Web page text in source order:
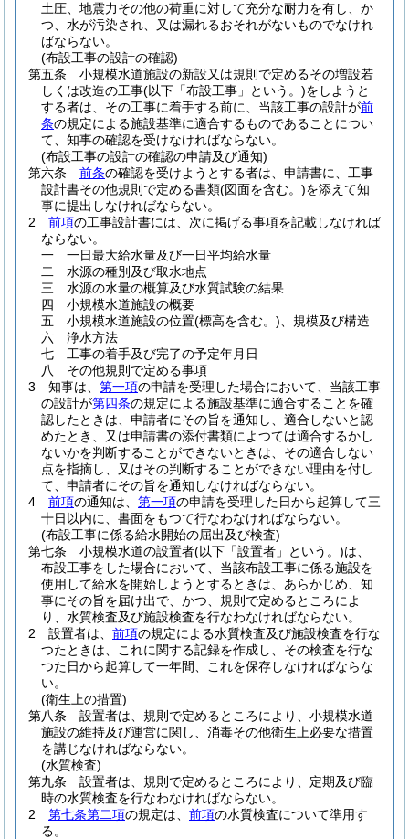
土圧、地震力その他の荷重に対して充分な耐力を有し、か
つ、水が汚染され、又は漏れるおそれがないものでなけれ
ばならない。
(布設工事の設計の確認)
第五条
小規模水道施設の新設又は規則で定めるその増設若
しくは改造の工事(以下「布設工事」という。)をしようと
する者は、その工事に着手する前に、当該工事の設計が前
条の規定による施設基準に適合するものであることについ
て、知事の確認を受けなければならない。
(布設工事の設計の確認の申請及び通知)
第六条
前条の確認を受けようとする者は、申請書に、工事
設計書その他規則で定める書類(図面を含む。)を添えて知
事に提出しなければならない。
2
前項の工事設計書には、次に掲げる事項を記載しなければ
ならない。
一
一日最大給水量及び一日平均給水量
二
水源の種別及び取水地点
三
水源の水量の概算及び水質試験の結果
四
小規模水道施設の概要
五
小規模水道施設の位置(標高を含む。) 、規模及び構造
六
浄水方法
七
工事の着手及び完了の予定年月日
八
その他規則で定める事項
3
知事は、 第一項の申請を受理した場合において、当該工事
の設計が第四条の規定による施設基準に適合することを確
認したときは、申請者にその旨を通知し、適合しないと認
めたとき、又は申請書の添付書類によつては適合するかし
ないかを判断することができないときは、その適合しない
点を指摘し、又はその判断することができない理由を付し
て、申請者にその旨を通知しなければならない。
4
前項の通知は、 第一項の申請を受理した日から起算して三
十日以内に、書面をもつて行なわなければならない。
(布設工事に係る給水開始の屈出及び検査)
第七条
小規模水道の設置者(以下「設置者」という。)は、
布設工事をした場合において、当該布設工事に係る施設を
使用して給水を開始しようとするときは、あらかじめ、知
事にその旨を届け出で、かつ、規則で定めるところによ
り、水質検査及び施設検査を行なわなければならない。
2
設置者は、 前項の規定による水質検査及び施設検査を行な
つたときは、これに関する記録を作成し、その検査を行な
つた日から起算して一年間、これを保存しなければならな
い。
(衛生上の措置)
第八条
設置者は、規則で定めるところにより、小規模水道
施設の維持及び運営に関し、消毒その他衛生上必要な措置
を講じなければならない。
(水質検査)
第九条
設置者は、規則で定めるところにより、定期及び臨
時の水質検査を行なわなければならない。
2
第七条第二項の規定は、 前項の水質検査について準用す
る。